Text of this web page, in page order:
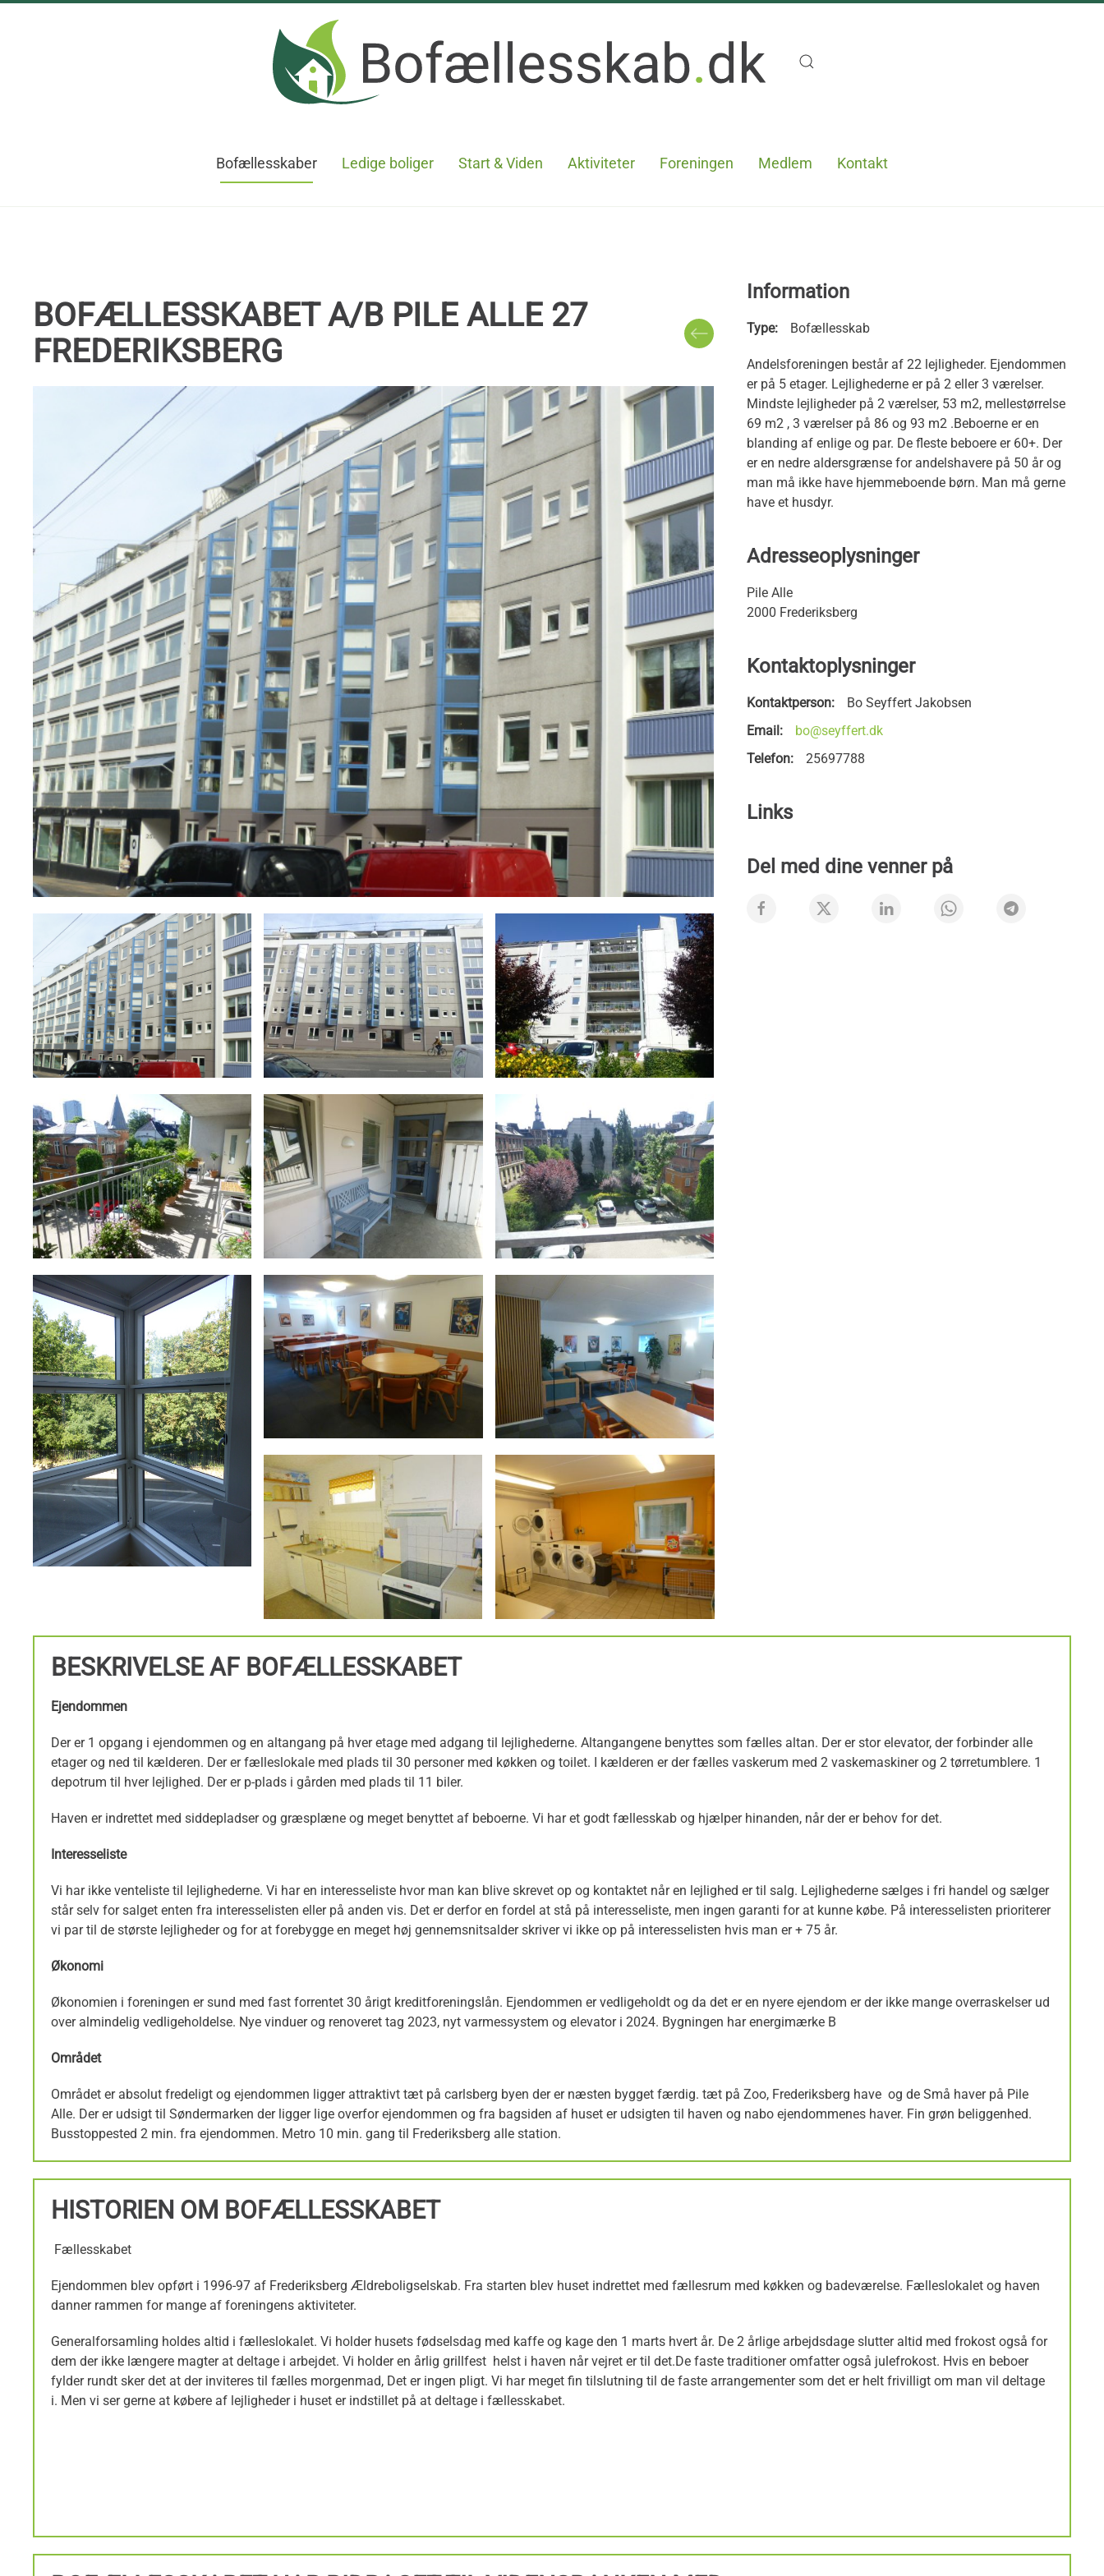
Bofællesskaber Ledige boliger Start & Viden Aktiviteter Foreningen Medlem Kontakt
BOFÆLLESSKABET A/B PILE ALLE 27
FREDERIKSBERG
Information
Type: Bofællesskab
Andelsforeningen består af 22 lejligheder. Ejendommen
er på 5 etager. Lejlighederne er på 2 eller 3 værelser.
Mindste lejligheder på 2 værelser, 53 m2, mellestørrelse
69 m2 , 3 værelser på 86 og 93 m2 .Beboerne er en
blanding af enlige og par. De fleste beboere er 60+. Der
er en nedre aldersgrænse for andelshavere på 50 år og
man må ikke have hjemmeboende børn. Man må gerne
have et husdyr.
Adresseoplysninger
Pile Alle
2000 Frederiksberg
Kontaktoplysninger
Kontaktperson:
Bo Seyffert Jakobsen
Email:
bo@seyffert.dk
Telefon:
25697788
Links
Del med dine venner på
BESKRIVELSE AF BOFÆLLESSKABET
Ejendommen
Der er 1 opgang i ejendommen og en altangang på hver etage med adgang til lejlighederne. Altangangene benyttes som fælles altan. Der er stor elevator, der forbinder alle
etager og ned til kælderen. Der er fælleslokale med plads til 30 personer med køkken og toilet. I kælderen er der fælles vaskerum med 2 vaskemaskiner og 2 tørretumblere. 1
depotrum til hver lejlighed. Der er p-plads i gården med plads til 11 biler.
Haven er indrettet med siddepladser og græsplæne og meget benyttet af beboerne. Vi har et godt fællesskab og hjælper hinanden, når der er behov for det.
Interesseliste
Vi har ikke venteliste til lejlighederne. Vi har en interesseliste hvor man kan blive skrevet op og kontaktet når en lejlighed er til salg. Lejlighederne sælges i fri handel og sælger
står selv for salget enten fra interesselisten eller på anden vis. Det er derfor en fordel at stå på interesseliste, men ingen garanti for at kunne købe. På interesselisten prioriterer
vi par til de største lejligheder og for at forebygge en meget høj gennemsnitsalder skriver vi ikke op på interesselisten hvis man er + 75 år.
Økonomi
Økonomien i foreningen er sund med fast forrentet 30 årigt kreditforeningslån. Ejendommen er vedligeholdt og da det er en nyere ejendom er der ikke mange overraskelser ud
over almindelig vedligeholdelse. Nye vinduer og renoveret tag 2023, nyt varmessystem og elevator i 2024. Bygningen har energimærke B
Området
Området er absolut fredeligt og ejendommen ligger attraktivt tæt på carlsberg byen der er næsten bygget færdig. tæt på Zoo, Frederiksberg have og de Små haver på Pile
Alle. Der er udsigt til Søndermarken der ligger lige overfor ejendommen og fra bagsiden af huset er udsigten til haven og nabo ejendommenes haver. Fin grøn beliggenhed.
Busstoppested 2 min. fra ejendommen. Metro 10 min. gang til Frederiksberg alle station.
HISTORIEN OM BOFÆLLESSKABET
Fællesskabet
Ejendommen blev opført i 1996-97 af Frederiksberg Ældreboligselskab. Fra starten blev huset indrettet med fællesrum med køkken og badeværelse. Fælleslokalet og haven
danner rammen for mange af foreningens aktiviteter.
Generalforsamling holdes altid i fælleslokalet. Vi holder husets fødselsdag med kaffe og kage den 1 marts hvert år. De 2 årlige arbejdsdage slutter altid med frokost også for
dem der ikke længere magter at deltage i arbejdet. Vi holder en årlig grillfest helst i haven når vejret er til det.De faste traditioner omfatter også julefrokost. Hvis en beboer
fylder rundt sker det at der inviteres til fælles morgenmad, Det er ingen pligt. Vi har meget fin tilslutning til de faste arrangementer som det er helt frivilligt om man vil deltage
i. Men vi ser gerne at købere af lejligheder i huset er indstillet på at deltage i fællesskabet.